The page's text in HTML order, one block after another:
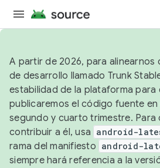
A partir de 2026, para alinearnos
de desarrollo llamado Trunk
estabilidad de la plataforma para
publicaremos el código fuente en
segundo y cuarto trimestre. Para
contribuir a él, usa android-
rama del manifiesto android-
siempre hará referencia a la